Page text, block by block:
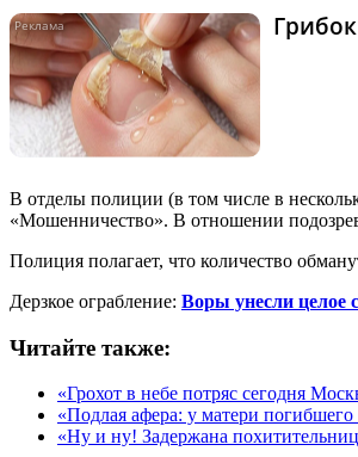
В отделы полиции (в том числе в
«Мошенничество». В отношении
Полиция полагает, что количество
Дерзкое ограбление: Воры унесли целое
Читайте также:
«Грохот в небе потряс сегодня
«Подлая афера: у матери
«Ну и ну! Задержана